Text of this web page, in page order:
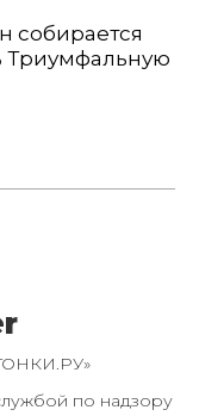
собирается
Триумфальную
по надзору